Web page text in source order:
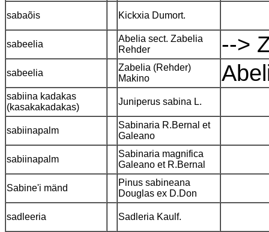
sabaõis Kickxia Dumort.
sabeelia
Abelia sect. Zabelia
Rehder
-->
sabeelia
Zabelia (Rehder)
Makino
sabiina kadakas
(kasakakadakas)
Juniperus sabina L.
sabiinapalm
Sabinaria R.Bernal et
Galeano
sabiinapalm
Sabinaria magnifica
Galeano et R.Bernal
Sabine'i mänd
Pinus sabineana
Douglas ex D.Don
sadleeria Sadleria Kaulf.